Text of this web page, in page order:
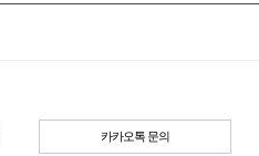
카카오톡 문의